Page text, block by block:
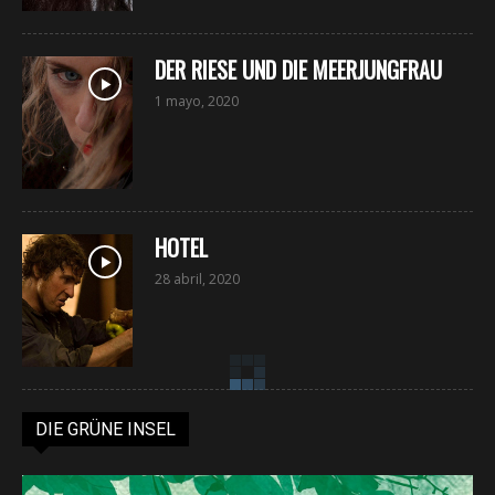
DER RIESE UND DIE MEERJUNGFRAU
1 mayo, 2020
HOTEL
28 abril, 2020
DIE PROEZA